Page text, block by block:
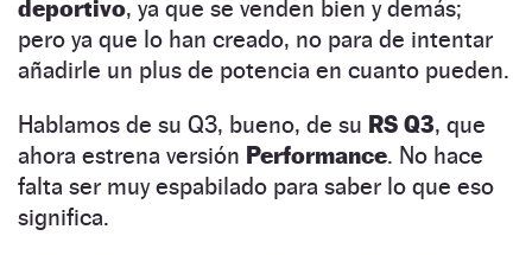
deportivo, ya que se venden bien y demás;
pero ya que lo han creado, no para de intentar
añadirle un plus de potencia en cuanto pueden.
Hablamos de su Q3, bueno, de su RS Q3, que
ahora estrena versión Performance. No hace
falta ser muy espabilado para saber lo que eso
significa.